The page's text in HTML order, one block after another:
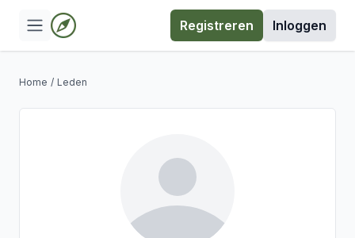
Registreren Inloggen
Home / Leden